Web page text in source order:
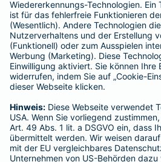
BELIEBTE
Kranken-
Adresse
Schaden